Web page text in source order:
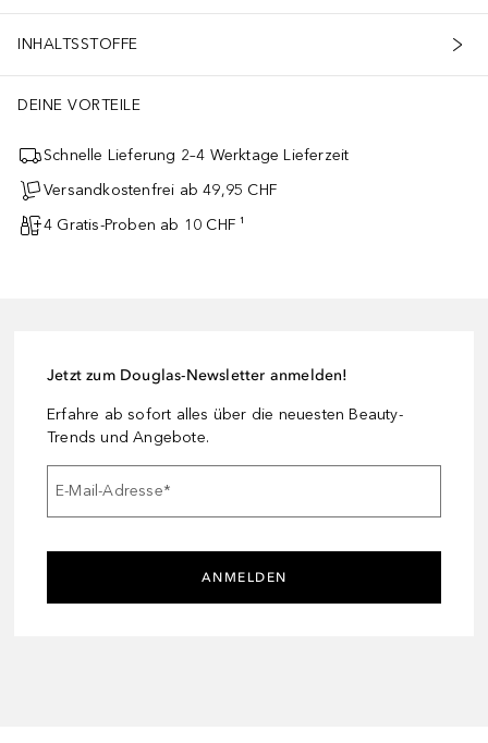
INHALTSSTOFFE
DEINE VORTEILE
Schnelle Lieferung 2–4 Werktage Lieferzeit
Versandkostenfrei ab 49,95 CHF
4 Gratis-Proben ab 10 CHF ¹
Jetzt zum Douglas-Newsletter anmelden!
Erfahre ab sofort alles über die neuesten Beauty-
Trends und Angebote.
E-Mail-Adresse*
ANMELDEN